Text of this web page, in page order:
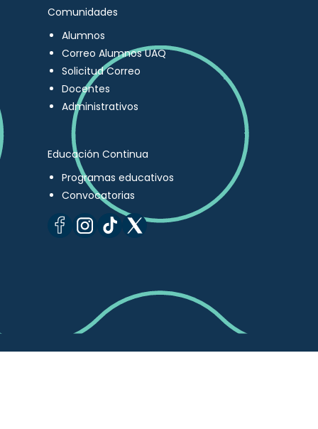
Comunidades
Alumnos
Correo Alumnos UAQ
Solicitud Correo
Docentes
Administrativos
Educación Continua
Programas educativos
Convocatorias